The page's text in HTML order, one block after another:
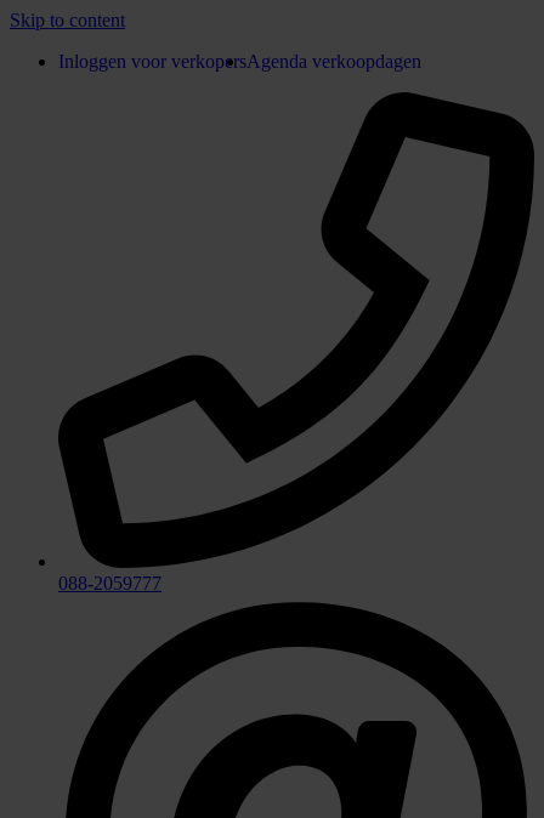
Skip to content
Inloggen voor verkopersAgenda verkoopdagen
088-2059777